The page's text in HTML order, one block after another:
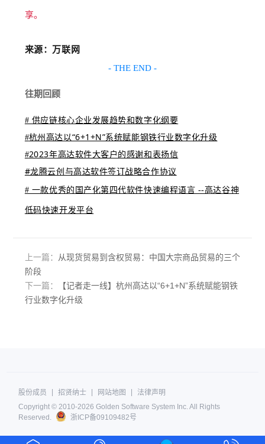
享。
来源：万联网
- THE END -
往期回顾
# 供应链核心企业发展趋势和数字化纲要
#杭州高达以“6+1+N”系统赋能钢铁行业数字化升级
#2023年高达软件大客户的感谢和表扬信
#龙腾云创与高达软件签订战略合作协议
# 一款优秀的国产化第四代软件快速编程语言 --高达谷神
低码快速开发平台
上一篇：
从现货贸易到含权贸易：中国大宗商品贸易的三个
阶段
下一篇：
【记者走一线】杭州高达以“6+1+N”系统赋能钢铁
行业数字化升级
股份成员 | 招贤纳士 | 网站地图 |
法律声明
Copyright © 2010-2026 Golden Software System Inc. All Rights
Reserved.
浙ICP备09109482号